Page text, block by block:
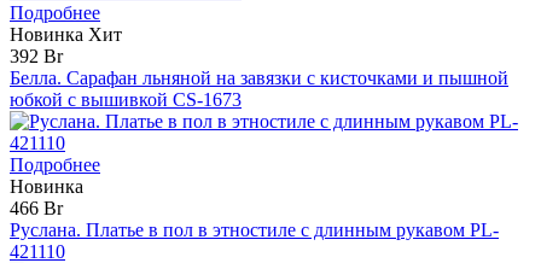
Подробнее
Новинка Хит
392 Br
Белла. Сарафан льняной на завязки с кисточками и пышной
юбкой с вышивкой CS-1673
Подробнее
Новинка
466 Br
Руслана. Платье в пол в этностиле с длинным рукавом PL-
421110